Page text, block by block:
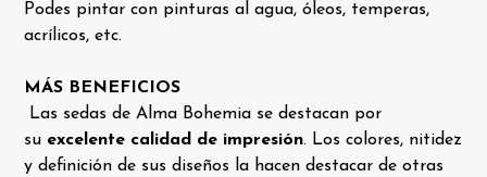
Podes pintar con pinturas al agua, óleos, temperas,
acrílicos, etc.
MÁS BENEFICIOS
Las sedas de Alma Bohemia se destacan por
su excelente calidad de impresión. Los colores, nitidez
y definición de sus diseños la hacen destacar de otras